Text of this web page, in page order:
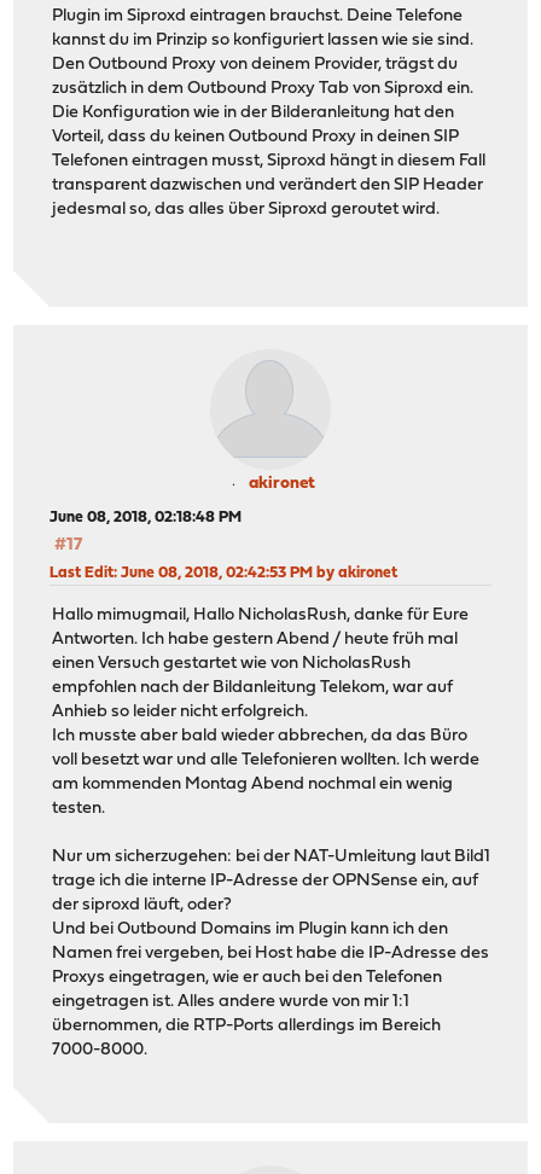
Plugin im Siproxd eintragen brauchst. Deine Telefone
kannst du im Prinzip so konfiguriert lassen wie sie sind.
Den Outbound Proxy von deinem Provider, trägst du
zusätzlich in dem Outbound Proxy Tab von Siproxd ein.
Die Konfiguration wie in der Bilderanleitung hat den
Vorteil, dass du keinen Outbound Proxy in deinen SIP
Telefonen eintragen musst, Siproxd hängt in diesem Fall
transparent dazwischen und verändert den SIP Header
jedesmal so, das alles über Siproxd geroutet wird.
akironet
June 08, 2018, 02:18:48 PM
#17
Last Edit: June 08, 2018, 02:42:53 PM by akironet
Hallo mimugmail, Hallo NicholasRush, danke für Eure
Antworten. Ich habe gestern Abend / heute früh mal
einen Versuch gestartet wie von NicholasRush
empfohlen nach der Bildanleitung Telekom, war auf
Anhieb so leider nicht erfolgreich.
Ich musste aber bald wieder abbrechen, da das Büro
voll besetzt war und alle Telefonieren wollten. Ich werde
am kommenden Montag Abend nochmal ein wenig
testen.
Nur um sicherzugehen: bei der NAT-Umleitung laut Bild1
trage ich die interne IP-Adresse der OPNSense ein, auf
der siproxd läuft, oder?
Und bei Outbound Domains im Plugin kann ich den
Namen frei vergeben, bei Host habe die IP-Adresse des
Proxys eingetragen, wie er auch bei den Telefonen
eingetragen ist. Alles andere wurde von mir 1:1
übernommen, die RTP-Ports allerdings im Bereich
7000-8000.